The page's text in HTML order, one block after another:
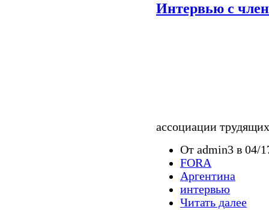
Интервью с
ассоциации
От admin3 в 04/
FORA
Аргентина
интервью
Читать далее